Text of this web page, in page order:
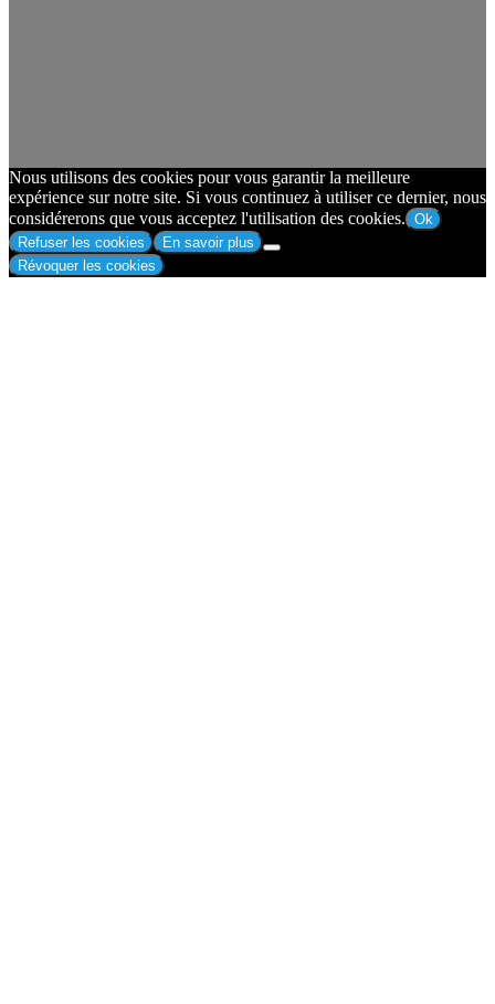
Nous utilisons des cookies pour vous garantir la meilleure
expérience sur notre site. Si vous continuez à utiliser ce dernier, nous
considérerons que vous acceptez l'utilisation des cookies. Ok
Refuser les cookies
En savoir plus
Révoquer les cookies